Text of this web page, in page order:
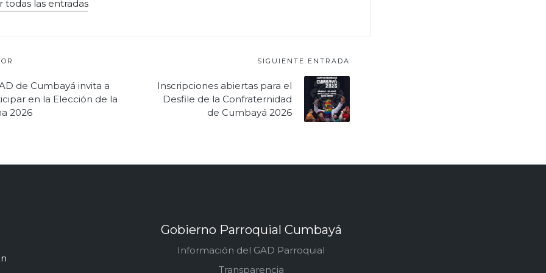
todas las entradas
de Cumbayá invita a
en la Elección de la
2026
SIGUIENTE ENTRADA
Inscripciones abiertas para el
Desfile de la Confraternidad
de Cumbayá 2026
Gobierno Parroquial Cumbayá
Información del GAD Parroquial
Transparencia